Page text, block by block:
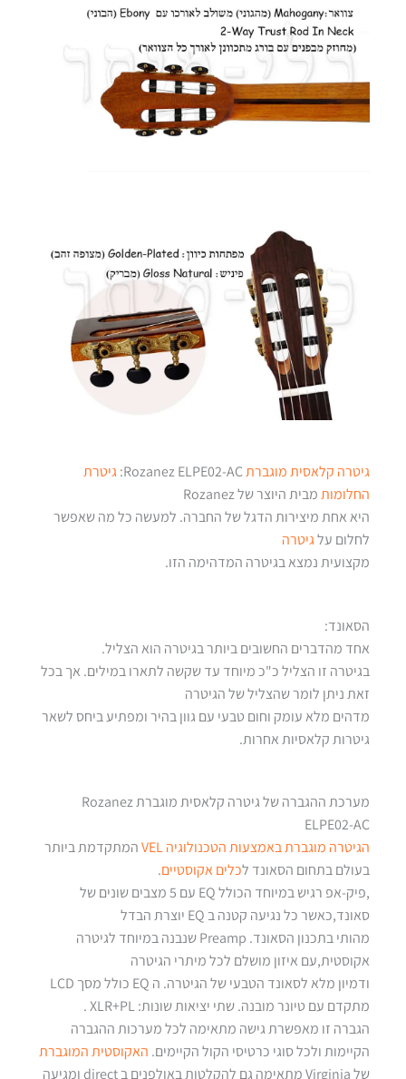
גיטרה קלאסית מוגברת
גיטרת
החלומותמבית היוצר של Rozanez
היא אחת מיצירות הדגל של החברה. למעשה כל מה שאפשר
לחלום עלגיטרה
מקצועית נמצא בגיטרה המדהימה הזו.
הסאונד:
אחד מהדברים החשובים ביותר בגיטרה הוא הצליל.
בגיטרה זו הצליל כ"כ מיוחד עד שקשה לתארו במילים. אך בכל
זאת ניתן לומר שהצליל של הגיטרה
מדהים מלא עומק וחום טבעי עם גוון בהיר ומפתיע ביחס לשאר
גיטרות קלאסיות אחרות.
מערכת ההגברה של גיטרה קלאסית מוגברת Rozanez
ELPE02-AC
הגיטרה מוגברת באמצעות הטכנולוגיה VEL
המתקדמת ביותר
בעולם בתחום הסאונד לכלים אקוסטיים.
,פיק-אפ רגיש במיוחד הכולל EQ עם 5 מצבים שונים של
סאונד,כאשר כל נגיעה קטנה ב EQ יוצרת הבדל
מהותי בתכנון הסאונד. Preamp שנבנה במיוחד לגיטרה
אקוסטית,עם איזון מושלם לכל מיתרי הגיטרה
ודמיון מלא לסאונד הטבעי של הגיטרה. ה EQ כולל מסך LCD
מתקדם עם טיונר מובנה. שתי יציאות שונות: XLR+PL .
הגברה זו מאפשרת גישה מתאימה לכל מערכות ההגברה
הקיימות ולכל סוגי כרטיסי הקול הקיימים. האקוסטית המוגברת
של Virginia מתאימה גם להקלטות באולפנים ב direct ומגיעה